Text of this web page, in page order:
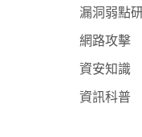
漏洞弱點
網路攻擊
資安知識
資訊科普